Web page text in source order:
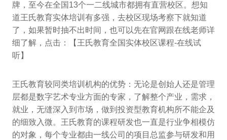
牌，至今在全国13个一二线城市都拥有直营校区。想知
道王氏教育实体培训有多强，去校区现场考察下就知道
了，如果暂时抽不出时间，也可以先在官网跟在线老师详
细了解，点击：【王氏教育全国实体校区课程-在线试
听】
王氏教育较同类培训机构的优势：无论是创始人还是管理
层都是数字艺术专业方面的专家，了解整个产业，需求，
就业，无缝深入到市场，做到投资型教育机构所不能企及
的细致入微。王氏教育的课程研发也一直是行业争相模仿
的对象，每个专业都由一线公司的项目总监参与研发和用